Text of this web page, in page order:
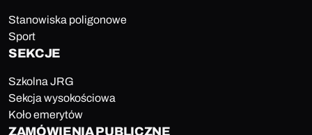
Stanowiska poligonowe
Sport
SEKCJE
Szkolna JRG
Sekcja wysokościowa
Koło emerytów
ZAMÓWIENIA PUBLICZNE